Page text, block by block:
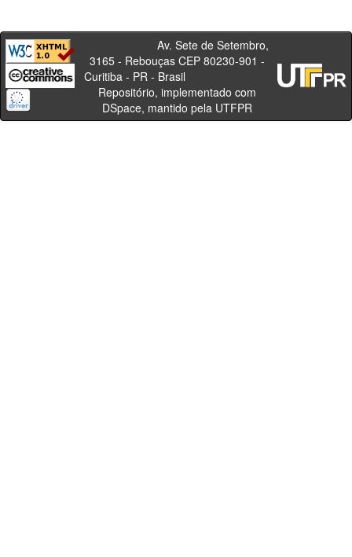
Av. Sete de Setembro,
3165 - Rebouças CEP 80230-901 -
Curitiba - PR - Brasil
Repositório, implementado com
DSpace, mantido pela UTFPR